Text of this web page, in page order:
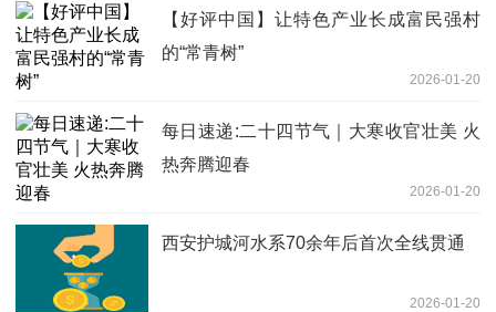
【好评中国】让特色产业长成富民强村
的“常青树”
2026-01-20
每日速递:二十四节气｜大寒收官壮美 火
热奔腾迎春
2026-01-20
西安护城河水系70余年后首次全线贯通
2026-01-20